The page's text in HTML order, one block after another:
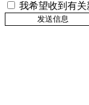
我希望收到有